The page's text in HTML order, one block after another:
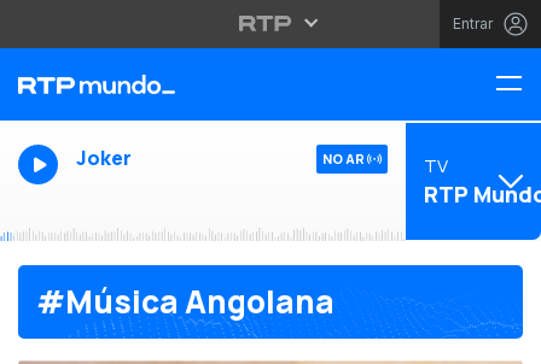
Entrar
Joker NO AR TV
RTP
#Música Angolana